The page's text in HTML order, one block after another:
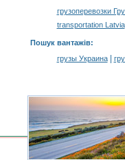
грузоперевозки
transportation Latvia
Пошук вантажів:
грузы Украина|